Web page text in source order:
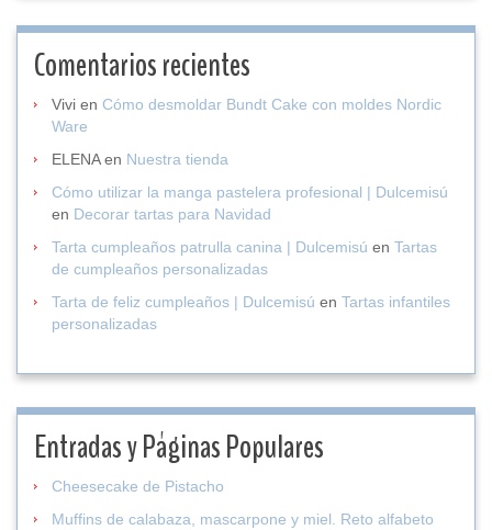
Comentarios recientes
Vivi en Cómo desmoldar Bundt Cake con moldes Nordic
Ware
ELENAen Nuestra tienda
Cómo utilizar la manga pastelera profesional | Dulcemisú
en Decorar tartas para Navidad
Tarta cumpleaños patrulla canina | Dulcemisú en Tartas
de cumpleaños personalizadas
Tarta de feliz cumpleaños | Dulcemisú en Tartas infantiles
personalizadas
Entradas y Páginas Populares
Cheesecake de Pistacho
Muffins de calabaza, mascarpone y miel. Reto alfabeto